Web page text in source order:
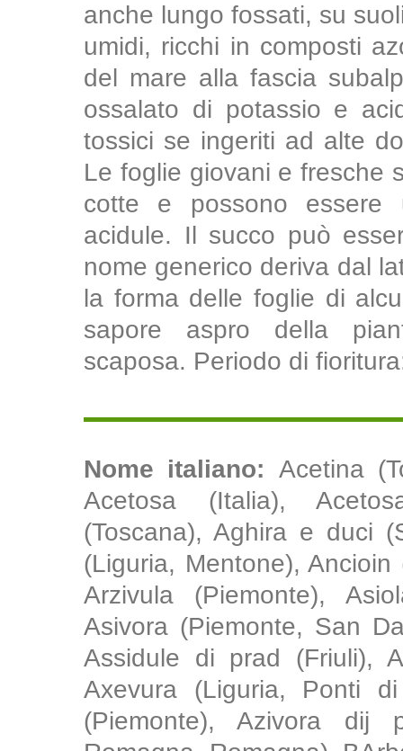
anche lungo fossati, su
umidi, ricchi in composti
del mare alla fascia
ossalato di potassio e
tossici se ingeriti ad alte
Le foglie giovani e fresche
cotte e possono essere
acidule. Il succo può
nome generico deriva dal
la forma delle foglie di
sapore aspro della
scaposa. Periodo di
Nome italiano: Acetina
Acetosa (Italia),
(Toscana), Aghira e duci
(Liguria, Mentone),
Arzivula (Piemonte),
Asivora (Piemonte, San
Assidule di prad (Friuli),
Axevura (Liguria, Ponti
(Piemonte), Azivora dij